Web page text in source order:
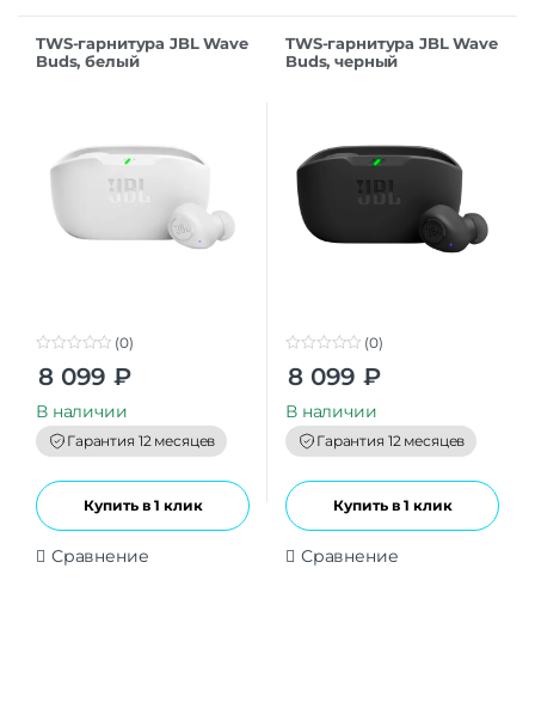
TWS-гарнитура JBL Wave
Buds, белый
o
t
o
f
5
(0)
8 099 ₽
В наличии
Гарантия 12 месяцев
Купить в 1 клик
Сравнение
TWS-гарнитура JBL Wave
Buds, черный
o
t
o
f
5
(0)
8 099 ₽
В наличии
Гарантия 12 месяцев
Купить в 1 клик
Сравнение